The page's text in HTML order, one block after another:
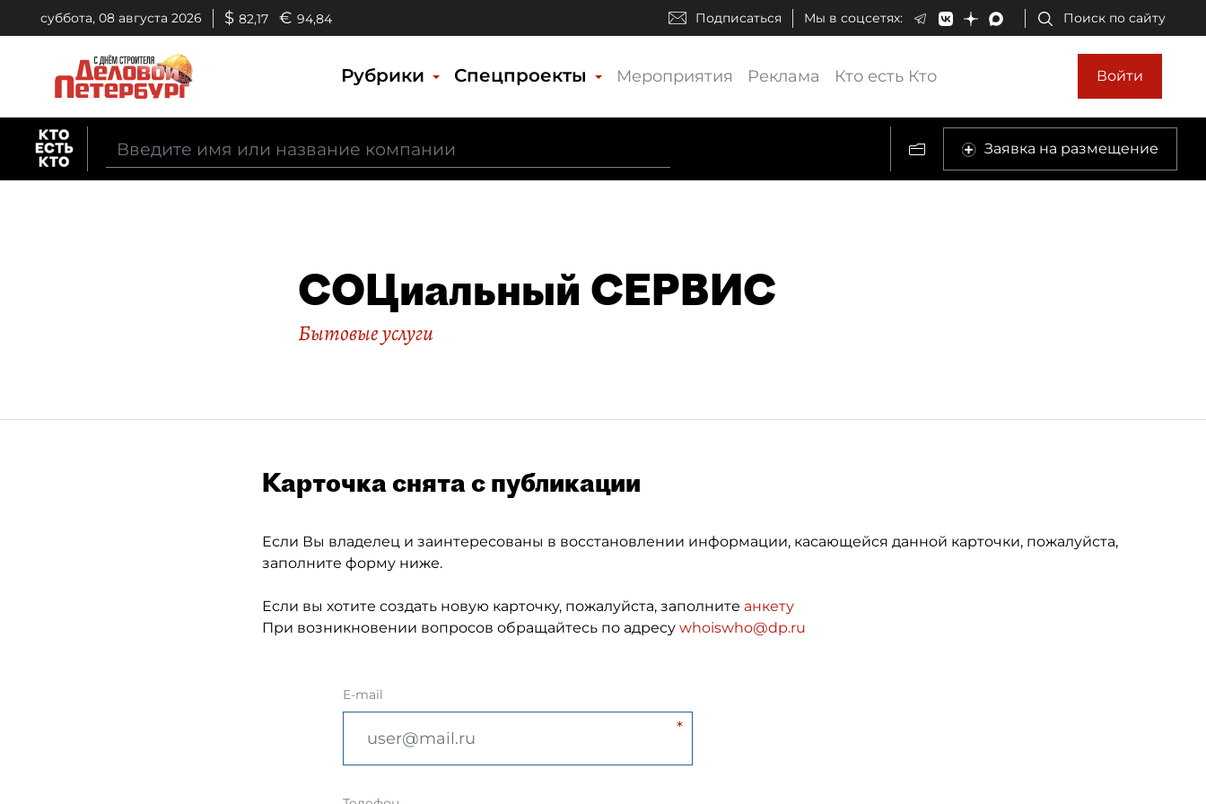
суббота, 08 августа 2026 $ 82,17 € 94,84 Подписаться Мы в соцсетях: Поиск по сайту
Рубрики Спецпроекты Мероприятия Реклама Кто есть Кто Войти
Заявка на размещение
СОЦиальный СЕРВИС
Бытовые услуги
Карточка снята с публикации
Если Вы владелец и заинтересованы в восстановлении информации, касающейся данной карточки, пожалуйста,
заполните форму ниже.
Если вы хотите создать новую карточку, пожалуйста, заполните анкету
При возникновении вопросов обращайтесь по адресу whoiswho@dp.ru
E-mail